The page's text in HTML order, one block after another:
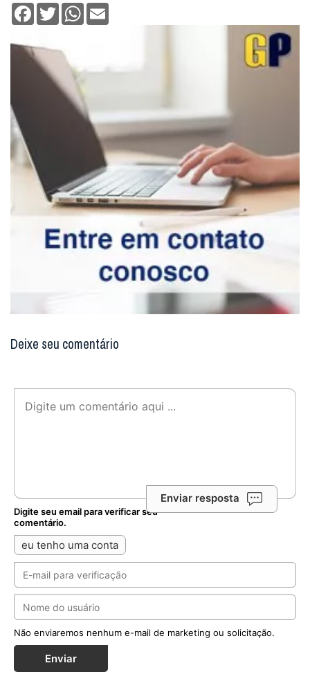
Facebook
TwitterWhatsApp
Deixe seu comentário
Enviar resposta
Digite seu email para verificar seu
comentário.
eu tenho uma conta
Não enviaremos nenhum e-mail de marketing ou solicitação.
Enviar